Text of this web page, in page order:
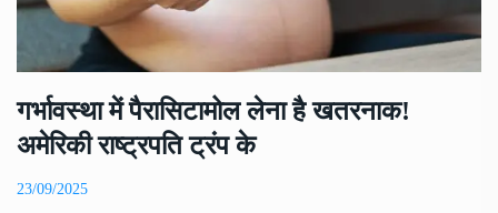
गर्भावस्था में पैरासिटामोल लेना है खतरनाक!
अमेरिकी राष्ट्रपति ट्रंप के
23/09/2025